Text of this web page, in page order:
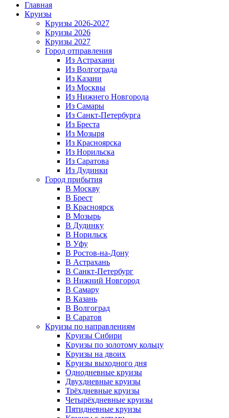
Главная
Круизы
Круизы 2026-2027
Круизы 2026
Круизы 2027
Город отправления
Из Астрахани
Из Волгограда
Из Казани
Из Москвы
Из Нижнего Новгорода
Из Самары
Из Санкт-Петербурга
Из Бреста
Из Мозыря
Из Красноярска
Из Норильска
Из Саратова
Из Дудинки
Город прибытия
В Москву
В Брест
В Красноярск
В Мозырь
В Дудинку
В Норильск
В Уфу
В Ростов-на-Дону
В Астрахань
В Санкт-Петербург
В Нижний Новгород
В Самару
В Казань
В Волгоград
В Саратов
Круизы по направлениям
Круизы Сибири
Круизы по золотому кольцу
Круизы на двоих
Круизы выходного дня
Однодневные круизы
Двухдневные круизы
Трёхдневные круизы
Четырёхдневные круизы
Пятидневные круизы